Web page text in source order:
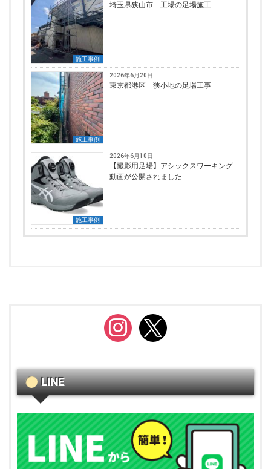
施工事例
埼玉県狭山市 工場の足場施工
施工事例
2026年6月20日
東京都港区 狭小地の足場工事
施工事例
2026年6月10日
【撮影用足場】アシックスワーキング
動画が公開されました
instagram
x
LINE